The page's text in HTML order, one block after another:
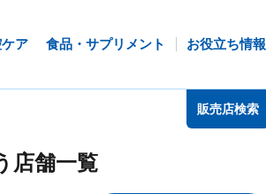
ア 食品・サプリメント お役立ち情報
販売店検索
店舗一覧